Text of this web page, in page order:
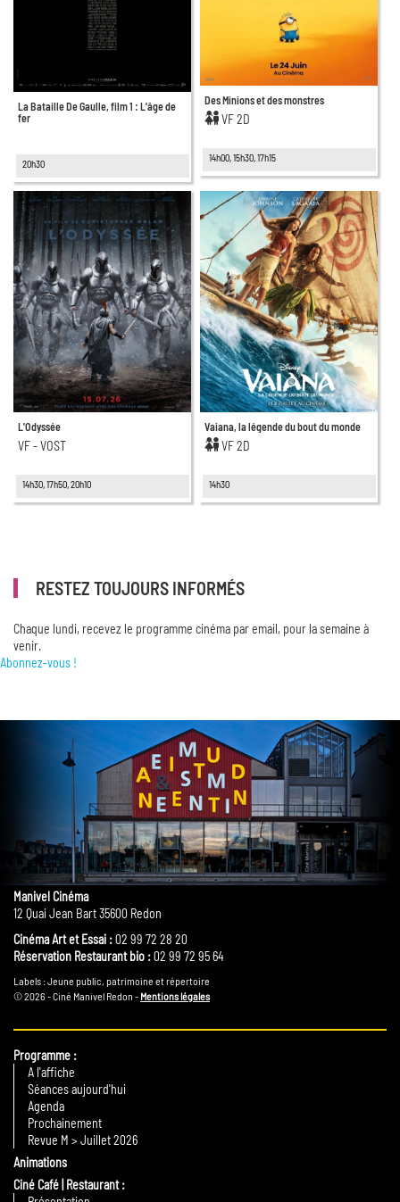
La Bataille De Gaulle, film 1 : L'âge de
fer
20h30
Des Minions et des monstres
VF 2D
14h00, 15h30, 17h15
L'Odyssée
VF - VOST
14h30, 17h50, 20h10
Vaiana, la légende du bout du monde
VF 2D
14h30
RESTEZ TOUJOURS INFORMÉS
Chaque lundi, recevez le programme cinéma par email, pour la semaine à
venir.
Abonnez-vous !
Manivel Cinéma
12 Quai Jean Bart 35600 Redon
Cinéma Art et Essai :02 99 72 28 20
Réservation Restaurant bio :02 99 72 95 64
Labels : Jeune public, patrimoine et répertoire
© 2026 - Ciné Manivel Redon - Mentions légales
Programme
A l'affiche
Séances aujourd'hui
Agenda
Prochainement
Revue M > Juillet 2026
Animations
Ciné Café | Restaurant